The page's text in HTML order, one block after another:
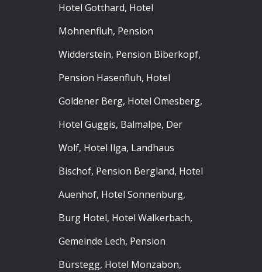
Hotel Gotthard, Hotel
Mohnenfluh, Pension
Widderstein, Pension Biberkopf,
Pension Hasenfluh, Hotel
Goldener Berg, Hotel Omesberg,
Hotel Guggis, Balmalpe, Der
Wolf, Hotel Ilga, Landhaus
Bischof, Pension Bergland, Hotel
Auenhof, Hotel Sonnenburg,
Burg Hotel, Hotel Walkerbach,
Gemeinde Lech, Pension
Bürstegg, Hotel Monzabon,